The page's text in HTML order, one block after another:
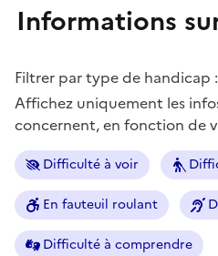
Informations
Filtrer par type de handicap :
Affichez uniquement les
concernent, en fonction de
Difficulté à voir
En fauteuil roulant
Difficulté à comprendre